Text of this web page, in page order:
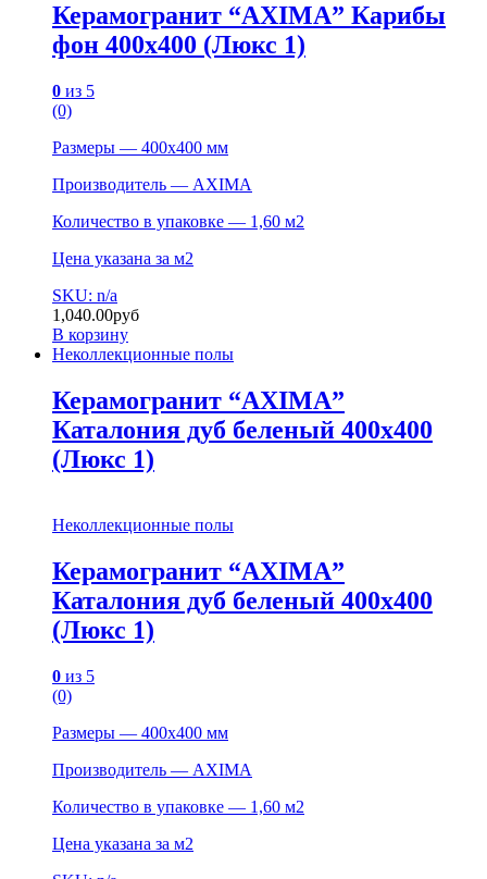
Керамогранит “AXIMA” Карибы
фон 400х400 (Люкс 1)
0 из 5
(0)
Размеры — 400х400 мм
Производитель — AXIMA
Количество в упаковке — 1,60 м2
Цена указана за м2
SKU: n/a
1,040.00руб
В корзину
Неколлекционные полы
Керамогранит “AXIMA”
Каталония дуб беленый 400х400
(Люкс 1)
Неколлекционные полы
Керамогранит “AXIMA”
Каталония дуб беленый 400х400
(Люкс 1)
0 из 5
(0)
Размеры — 400х400 мм
Производитель — AXIMA
Количество в упаковке — 1,60 м2
Цена указана за м2